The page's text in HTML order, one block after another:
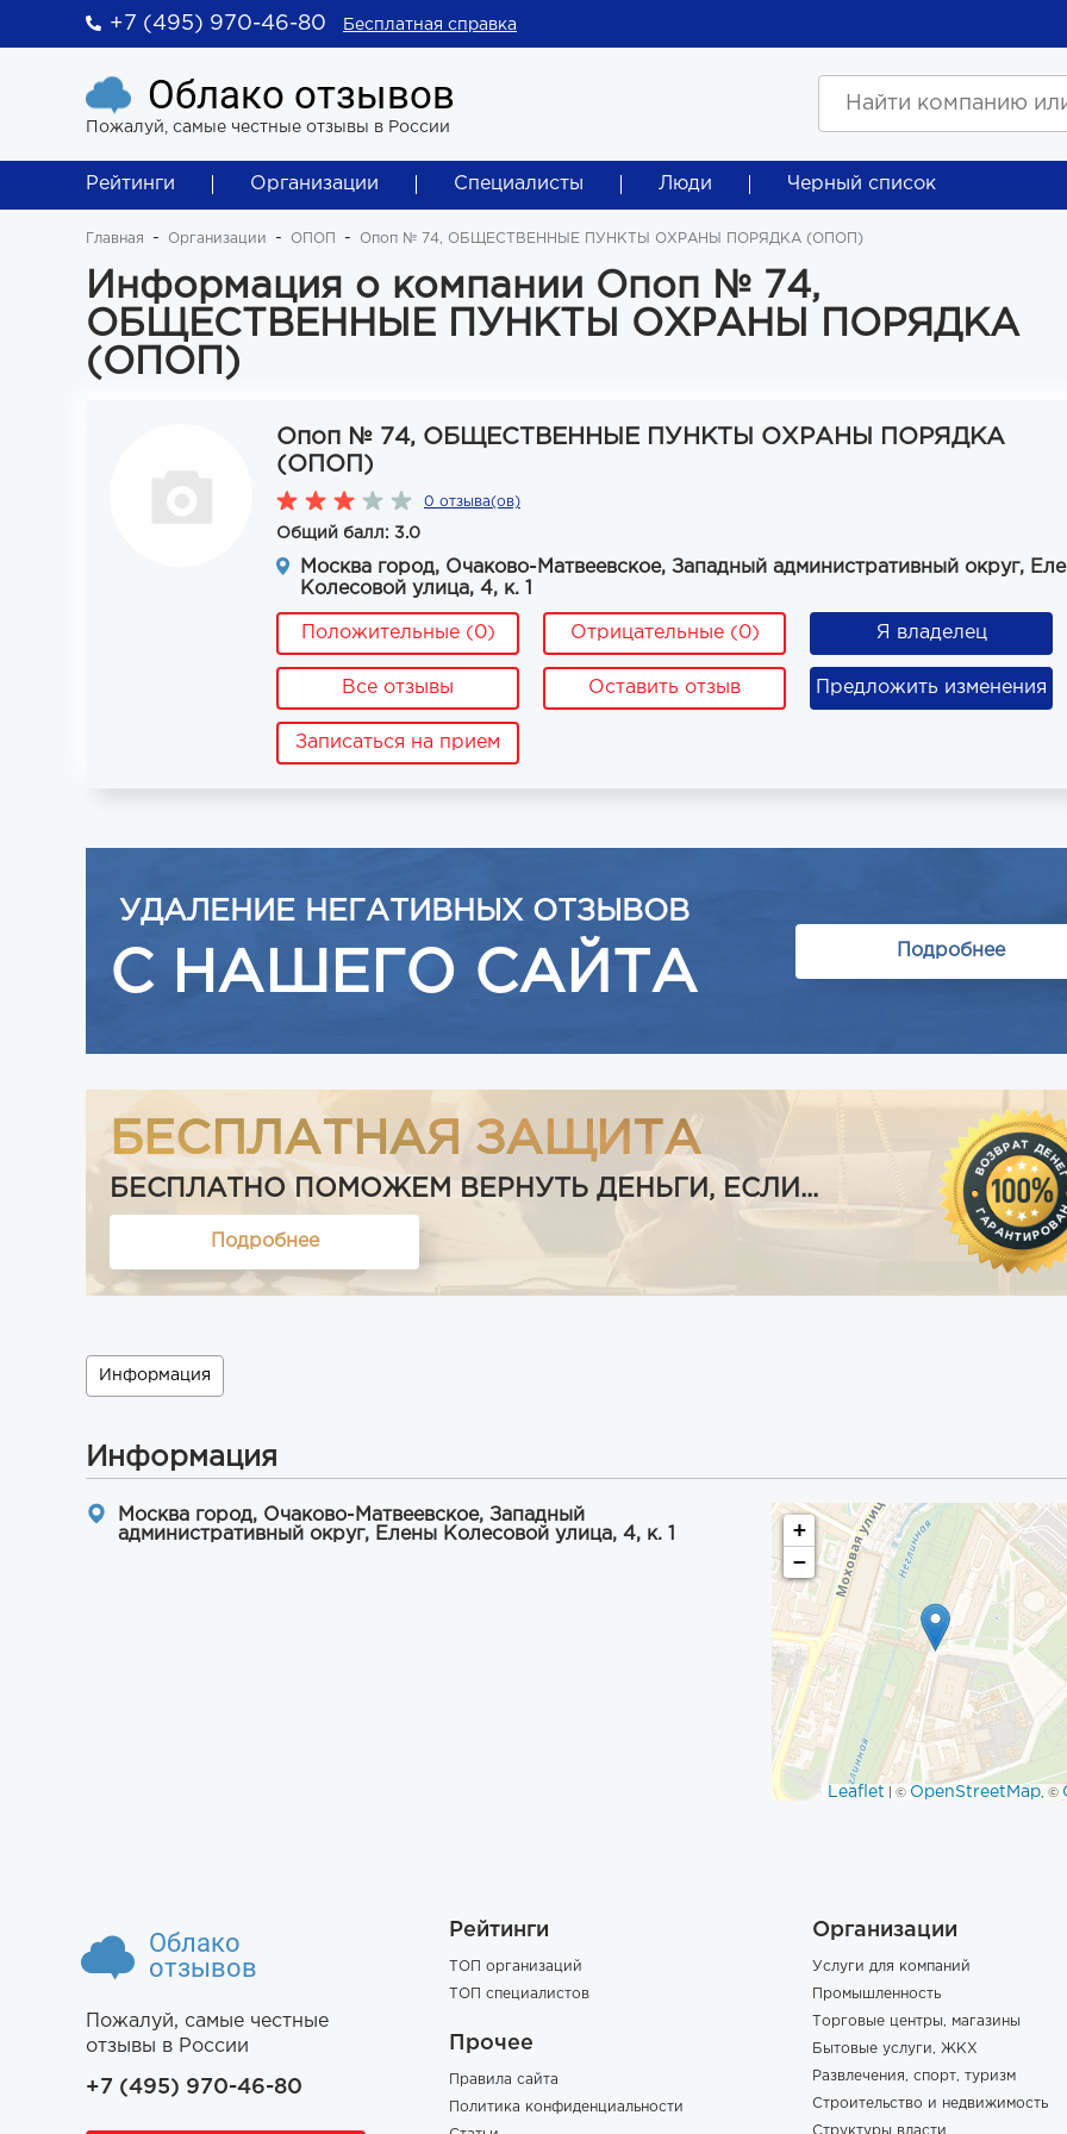
+7 (495) 970-46-80 Бесплатная справка
Облако отзывов
Пожалуй, самые честные отзывы в России
Рейтинги Организации Специалисты Люди Черный список
Главная Организации ОПОП Опоп № 74, ОБЩЕСТВЕННЫЕ ПУНКТЫ ОХРАНЫ ПОРЯДКА (ОПОП)
Информация о компании Опоп № 74,
ОБЩЕСТВЕННЫЕ ПУНКТЫ ОХРАНЫ ПОРЯДКА
(ОПОП)
Опоп № 74, ОБЩЕСТВЕННЫЕ ПУНКТЫ ОХРАНЫ ПОРЯДКА
(ОПОП)
0 отзыва(ов)
Общий балл: 3.0
Москва город, Очаково-Матвеевское, Западный административный округ,
Колесовой улица, 4, к. 1
Положительные (0) Отрицательные (0) Я владелец
Все отзывы Оставить отзыв Предложить изменения
Записаться на прием
УДАЛЕНИЕ НЕГАТИВНЫХ ОТЗЫВОВ
С НАШЕГО САЙТА Подробнее
БЕСПЛАТНАЯ ЗАЩИТА
БЕСПЛАТНО ПОМОЖЕМ ВЕРНУТЬ ДЕНЬГИ, ЕСЛИ...
Подробнее
Информация
Информация
Москва город, Очаково-Матвеевское, Западный
административный округ, Елены Колесовой улица, 4, к. 1
+
−
Leaflet | © OpenStreetMap, ©
Облако
отзывов
Пожалуй, самые честные
отзывы в России
+7 (495) 970-46-80
Рейтинги
ТОП организаций
ТОП специалистов
Прочее
Правила сайта
Политика конфиденциальности
Организации
Услуги для компаний
Промышленность
Торговые центры, магазины
Бытовые услуги, ЖКХ
Развлечения, спорт, туризм
Строительство и недвижимость
Структуры власти